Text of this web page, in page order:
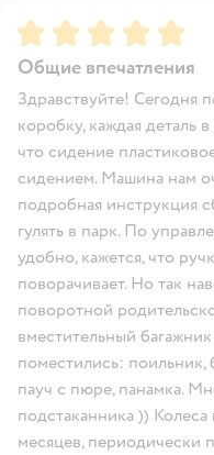
Рейтинг:5
Общие впечатления
Здравствуйте! Сегодня
коробку, каждая деталь
что сидение
сидением. Машина нам
подробная инструкция
гулять в парк. По
удобно, кажется, что
поворачивает. Но так
поворотной
вместительный
поместились: поильник,
пауч с пюре, панамка.
подстаканника )) Колеса
месяцев, периодически